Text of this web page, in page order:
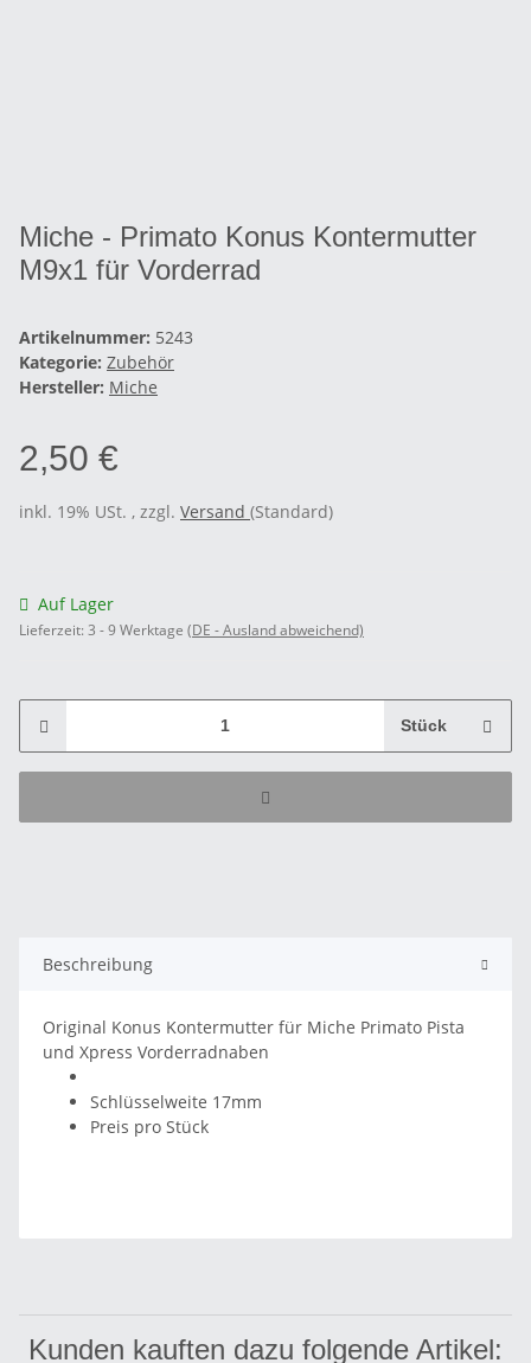
Miche - Primato Konus Kontermutter
M9x1 für Vorderrad
Artikelnummer: 5243
Kategorie: Zubehör
Hersteller: Miche
2,50 €
inkl. 19% USt. , zzgl. Versand (Standard)
Auf Lager
Lieferzeit: 3 - 9 Werktage (DE - Ausland abweichend)
Stück
Beschreibung
Original Konus Kontermutter für Miche Primato Pista
und Xpress Vorderradnaben
Schlüsselweite 17mm
Preis pro Stück
Kunden kauften dazu folgende Artikel: